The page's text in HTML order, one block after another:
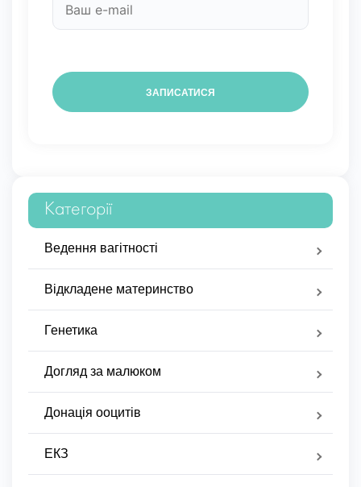
Категорії
Ведення вагітності
Відкладене материнство
Генетика
Догляд за малюком
Донація ооцитів
ЕКЗ